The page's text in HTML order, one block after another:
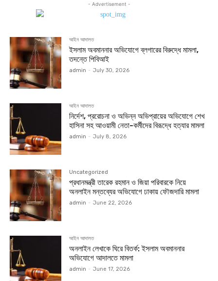
- Advertisement -
আইন আদালত
ইসলাম অবমাননার অভিযোগে ব্লগারের বিরুদ্ধে মামলা,
তদন্তে পিবিআই
admin - July 30, 2026
আইন আদালত
নির্দেশ, প্ররোচনা ও অভিন্ন অভিপ্রায়ের অভিযোগে শেখ
হাসিনা সহ আওয়ামী নেতা-কর্মীদের বিরূদ্ধে হত্যার মামলা
admin - July 8, 2026
Uncategorized
প্রধানমন্ত্রী তারেক রহমান ও জিয়া পরিবারকে নিয়ে
অনলাইন মন্তব্যের অভিযোগে ঢাকায় ফৌজদারি মামলা
admin - June 22, 2026
আইন আদালত
অনলাইন লেখাকে ঘিরে বিতর্ক: ইসলাম অবমাননার
অভিযোগে আদালতে মামলা
admin - June 17, 2026